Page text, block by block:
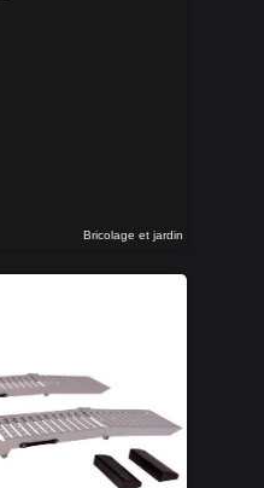
Bricolage et jardin